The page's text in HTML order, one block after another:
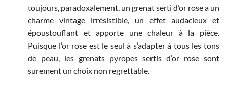
toujours, paradoxalement, un grenat serti d’or rose a un
charme vintage irrésistible, un effet audacieux et
époustouflant et apporte une chaleur à la pièce.
Puisque l’or rose est le seul à s’adapter à tous les tons
de peau, les grenats pyropes sertis d’or rose sont
surement un choix non regrettable.